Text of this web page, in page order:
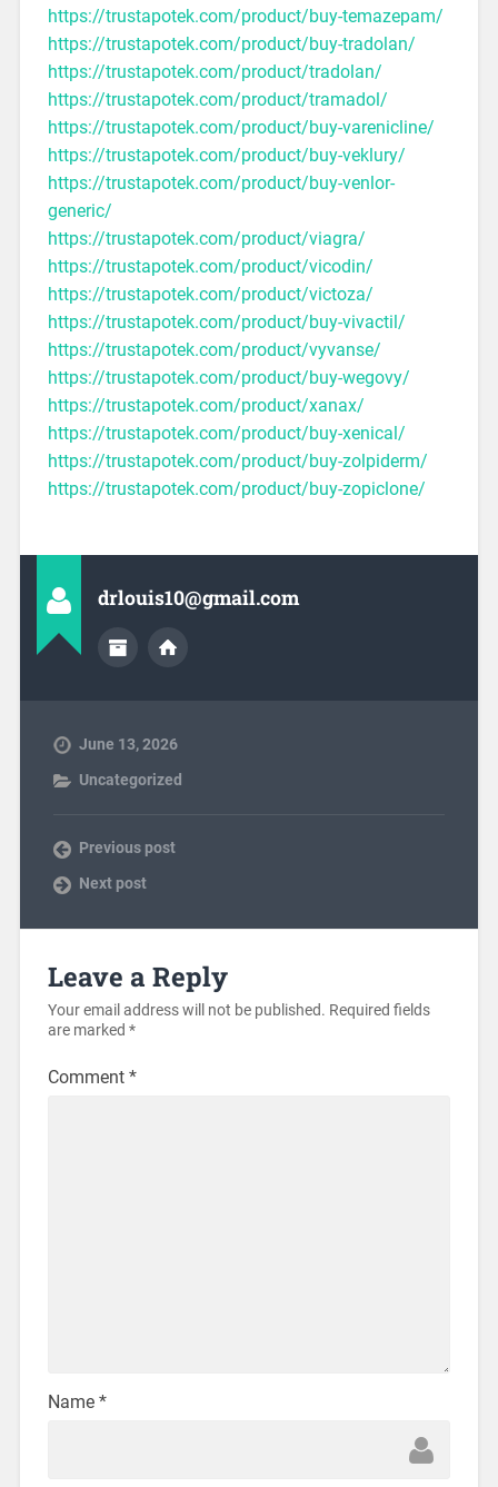
https://trustapotek.com/product/buy-temazepam/
https://trustapotek.com/product/buy-tradolan/
https://trustapotek.com/product/tradolan/
https://trustapotek.com/product/tramadol/
https://trustapotek.com/product/buy-varenicline/
https://trustapotek.com/product/buy-veklury/
https://trustapotek.com/product/buy-venlor-
generic/
https://trustapotek.com/product/viagra/
https://trustapotek.com/product/vicodin/
https://trustapotek.com/product/victoza/
https://trustapotek.com/product/buy-vivactil/
https://trustapotek.com/product/vyvanse/
https://trustapotek.com/product/buy-wegovy/
https://trustapotek.com/product/xanax/
https://trustapotek.com/product/buy-xenical/
https://trustapotek.com/product/buy-zolpiderm/
https://trustapotek.com/product/buy-zopiclone/
drlouis10@gmail.com
June 13, 2026
Uncategorized
Previous post
Next post
Leave a Reply
Your email address will not be published. Required fields
are marked *
Comment *
Name *